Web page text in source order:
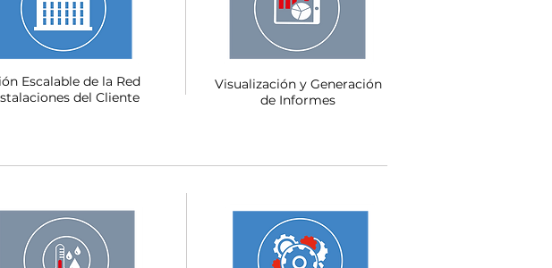
Escalable de la Red
del Cliente
Visualización y Generación
de Informes